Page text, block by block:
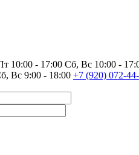
10:00 - 17:00 Сб, Вс 10:00 -
Вс 9:00 - 18:00 +7 (920) 072-